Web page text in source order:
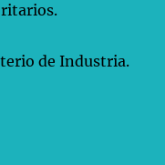
de Industria.